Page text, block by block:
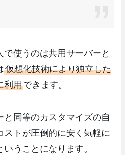
使うのは共用サーバーと
仮想化技術により独立した
利用できます。
と同等のカスタマイズの自
ストが圧倒的に安く気軽に
うことになります。